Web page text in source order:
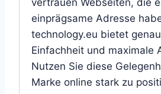
vertrauen Webseiten, die
einprägsame Adresse
technology.eu bietet
Einfachheit und maximale
Nutzen Sie diese
Marke online stark zu